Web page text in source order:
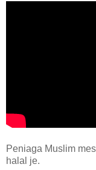
Peniaga Muslim
halal je.